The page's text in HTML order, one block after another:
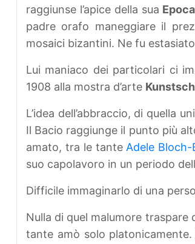
raggiunse l’apice della sua
padre orafo maneggiare il
mosaici bizantini. Ne fu
Lui maniaco dei particolari ci
1908 alla mostra d’arte
L’idea dell’abbraccio, di quella
Il Bacio raggiunge il punto più
amato, tra le tanteAdele Bloch-
suo capolavoro in un periodo
Difficile immaginarlo di una
Nulla di quel malumore
tante amò solo